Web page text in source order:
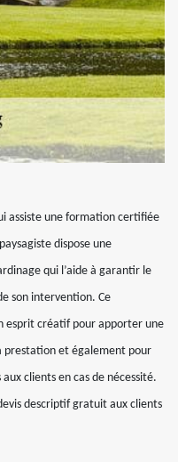
assiste une formation certifiée
dispose une
qui l’aide à garantir le
son intervention. Ce
esprit créatif pour apporter une
prestation et également pour
clients en cas de nécessité.
descriptif gratuit aux clients